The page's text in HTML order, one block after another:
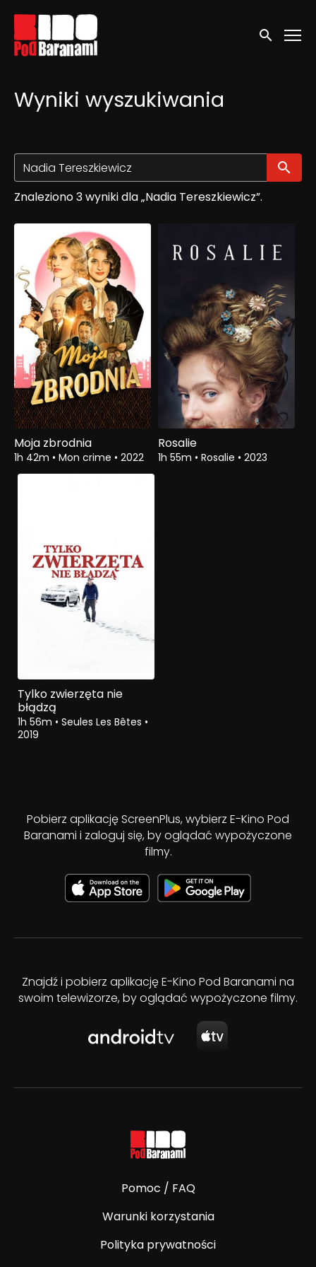
Linki ułatwień dostępu
Wyszukaj
Wyniki wyszukiwania
Znaleziono 3 wyniki dla „Nadia Tereszkiewicz”.
Moja zbrodnia
1h 42m • Mon crime • 2022
Rosalie
1h 55m • Rosalie • 2023
Tylko zwierzęta nie
błądzą
1h 56m • Seules Les Bêtes •
2019
Pobierz aplikację ScreenPlus, wybierz E-Kino Pod
Baranami i zaloguj się, by oglądać wypożyczone
filmy.
Znajdź i pobierz aplikację E-Kino Pod Baranami na
swoim telewizorze, by oglądać wypożyczone filmy.
Pomoc / FAQ
Warunki korzystania
Polityka prywatności